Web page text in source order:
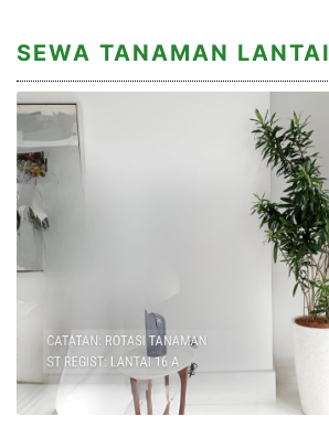
SEWA TANAMAN LANTAI